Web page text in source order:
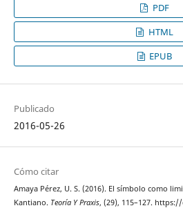
PDF
HTML
EPUB
Publicado
2016-05-26
Cómo citar
Amaya Pérez, U. S. (2016). El símbolo como
Kantiano. Teoría Y Praxis, (29), 115–127.